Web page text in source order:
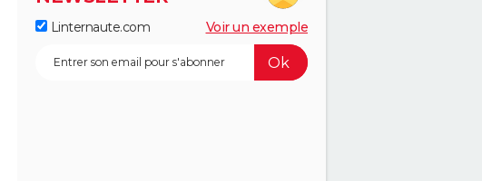
Linternaute.com Voir un exemple